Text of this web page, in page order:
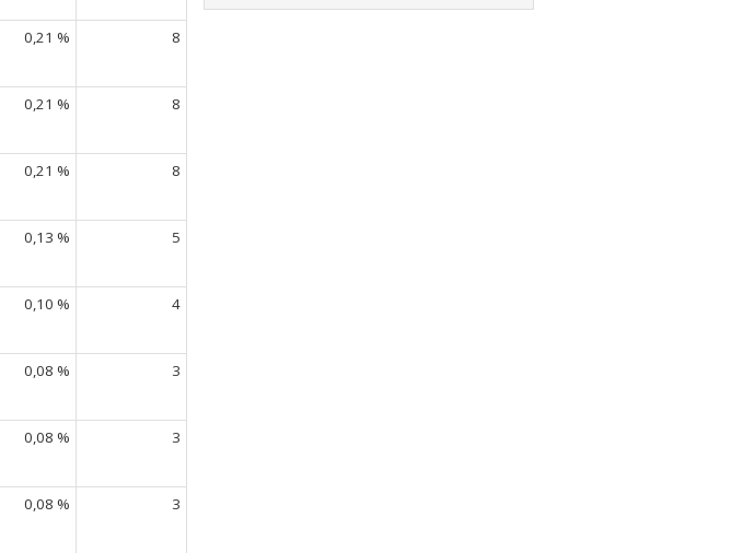
0,21 % 8
0,21 % 8
0,21 % 8
0,13 % 5
0,10 % 4
0,08 % 3
0,08 % 3
0,08 % 3